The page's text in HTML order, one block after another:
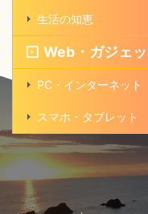
生活の知恵
Web・ガジェッ
PC・インターネット
スマホ・タブレット